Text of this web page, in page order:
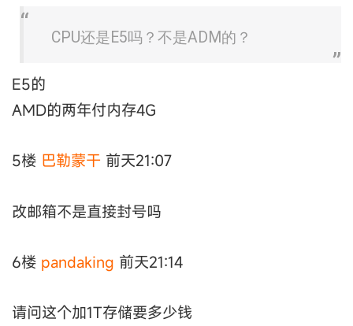
CPU还是E5吗？不是ADM的？
E5的
AMD的两年付内存4G
5楼 巴勒蒙干 前天21:07
改邮箱不是直接封号吗
6楼 pandaking 前天21:14
请问这个加1T存储要多少钱